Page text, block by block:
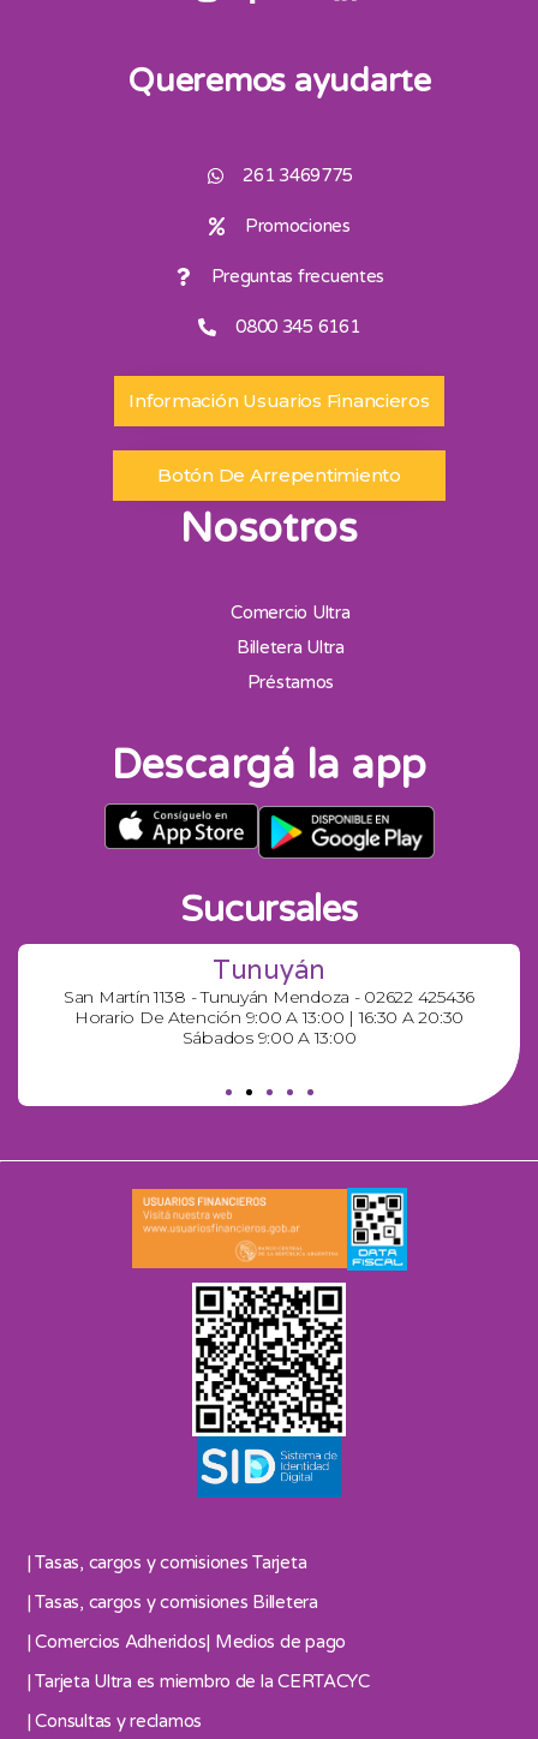
Queremos ayudarte
261 3469775
Promociones
Preguntas frecuentes
0800 345 6161
Información Usuarios Financieros
Botón De Arrepentimiento
Nosotros
Comercio Ultra
Billetera Ultra
Préstamos
Descargá la app
Sucursales
Tunuyán
San Martín 1138 - Tunuyán Mendoza - 02622 425436
Horario De Atención 9:00 A 13:00 | 16:30 A 20:30
Sábados 9:00 A 13:00
| Tasas, cargos y comisiones Tarjeta
| Tasas, cargos y comisiones Billetera
| Comercios Adheridos| Medios de pago
| Tarjeta Ultra es miembro de la CERTACYC
| Consultas y reclamos